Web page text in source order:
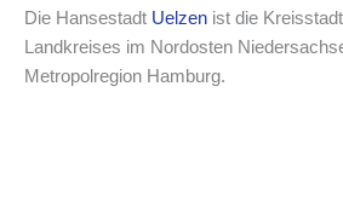
Die Hansestadt Uelzen ist die
Landkreises im Nordosten
Metropolregion Hamburg.